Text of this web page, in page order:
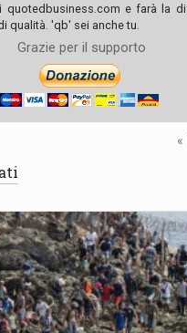
quotedbusiness.com e farà la
qualità. 'qb' sei anche tu.
Grazie per il supporto